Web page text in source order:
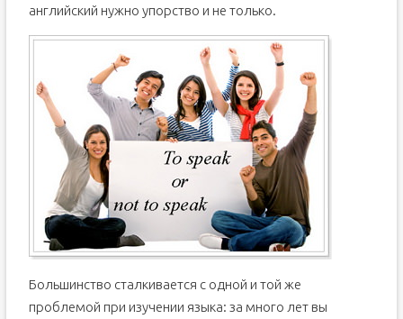
Содержание статьи: обучение английскому языку
самостоятельно с нуля
1. Алфавит: учим английский язык с нуля самостоятельно
и бесплатно
2. Звуки и правила чтения: выучить английский язык с
нуля самостоятельно и бесплатно
3. Первые слова: учить английский самостоятельно с
нуля бесплатно онлайн
4. Читаем книги: с чего начать изучение английского
языка самостоятельно
5. Английские фразы: как изучить английский язык
самостоятельно с нуля бесплатно
6. Учим грамматику английского языка для начинающих
7. Комплексно, со всех сторон: как учить английский
язык самостоятельно с нуля
язык самостоятельно в домашних условиях с нуля
9. А что потом? Как выучить английский язык
английский нужно упорство и не только.
Большинство сталкивается с одной и той же
проблемой при изучении языка: за много лет вы